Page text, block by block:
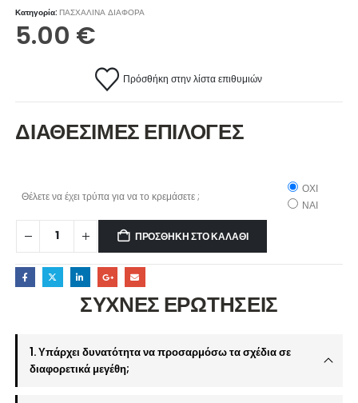
Κατηγορία:ΠΑΣΧΑΛΙΝΑ ΔΙΑΦΟΡΑ
5.00 €
Πρόσθήκη στην λίστα επιθυμιών
ΔΙΑΘΕΣΙΜΕΣ ΕΠΙΛΟΓΕΣ
Θέλετε να έχει τρύπα για να το κρεμάσετε ;
ΟΧΙ
ΝΑΙ
ΠΡΟΣΘΉΚΗ ΣΤΟ ΚΑΛΆΘΙ
ΣΥΧΝΕΣ ΕΡΩΤΗΣΕΙΣ
1. Υπάρχει δυνατότητα να προσαρμόσω τα σχέδια σε
διαφορετικά μεγέθη;